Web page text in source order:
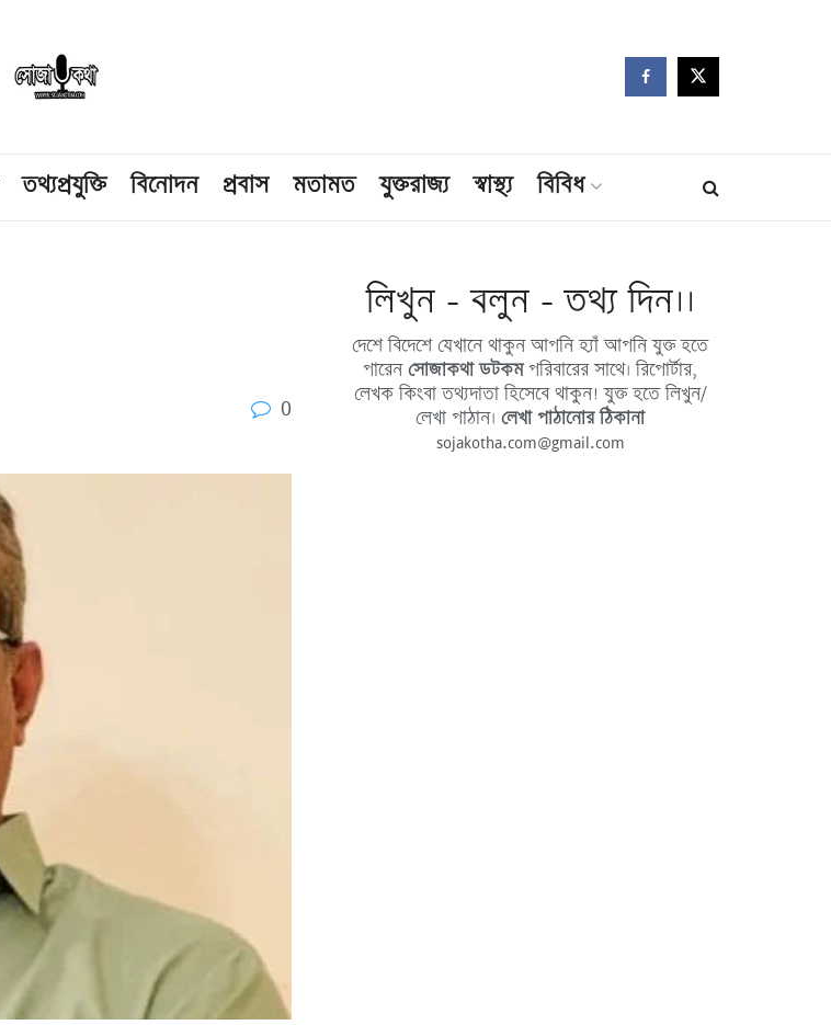
তথ্যপ্রযুক্তি বিনোদন প্রবাস মতামত যুক্তরাজ্য স্বাস্থ্য বিবিধ
0
লিখুন - বলুন - তথ্য দিন।।
দেশে বিদেশে যেখানে থাকুন আপনি হ্যাঁ আপনি যুক্ত হতে
পারেনসোজাকথা ডটকমপরিবারের সাথে। রিপোর্টার,
লেখক কিংবা তথ্যদাতা হিসেবে থাকুন! যুক্ত হতে লিখুন/
লেখা পাঠান। লেখা পাঠানোর ঠিকানা
sojakotha.com@gmail.com